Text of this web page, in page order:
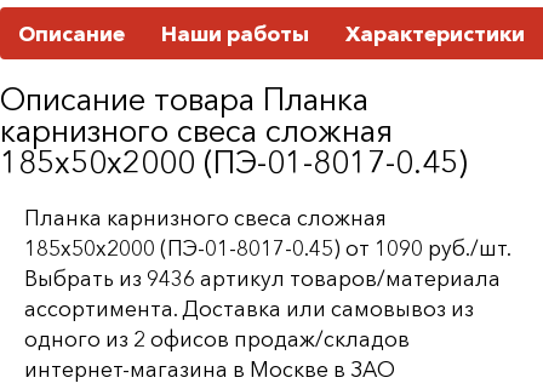
Описание Наши работы Характеристики
Описание товара Планка
карнизного свеса сложная
185х50х2000 (ПЭ-01-8017-0.45)
Планка карнизного свеса сложная
185х50х2000 (ПЭ-01-8017-0.45) от 1090 руб./шт.
Выбрать из 9436 артикул товаров/материала
ассортимента. Доставка или самовывоз из
одного из 2 офисов продаж/складов
интернет-магазина в Москве в ЗАО